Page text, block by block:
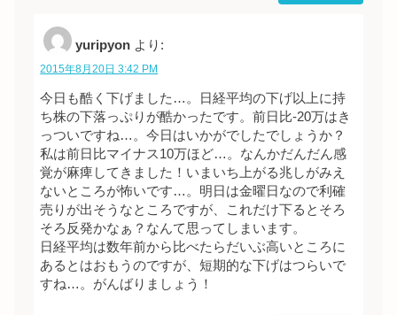
yuripyon より:
2015年8月20日 3:42 PM
今日も酷く下げました…。日経平均の下げ以上に持
ち株の下落っぷりが酷かったです。前日比-20万はき
っついですね…。今日はいかがでしたでしょうか？
私は前日比マイナス10万ほど…。なんかだんだん感
覚が麻痺してきました！いまいち上がる兆しがみえ
ないところが怖いです…。明日は金曜日なので利確
売りが出そうなところですが、これだけ下るとそろ
そろ反発かなぁ？なんて思ってしまいます。
日経平均は数年前から比べたらだいぶ高いところに
あるとはおもうのですが、短期的な下げはつらいで
すね…。がんばりましょう！